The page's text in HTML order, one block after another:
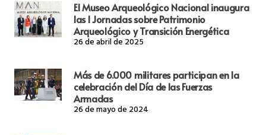
El Museo Arqueológico Nacional inaugura
las I Jornadas sobre Patrimonio
Arqueológico y Transición Energética
26 de abril de 2025
Más de 6.000 militares participan en la
celebración del Día de las Fuerzas
Armadas
26 de mayo de 2024